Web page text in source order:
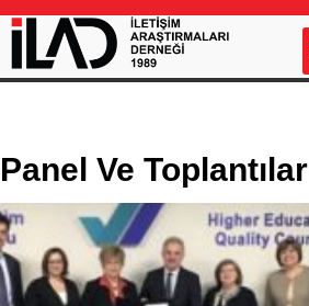
Panel Ve Toplantılar